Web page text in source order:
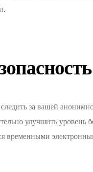
за вашей
улучшить уровень
временными